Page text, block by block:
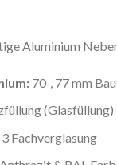
Aluminium
70-, 77 mm
(Glasfüllung)
Fachverglasung